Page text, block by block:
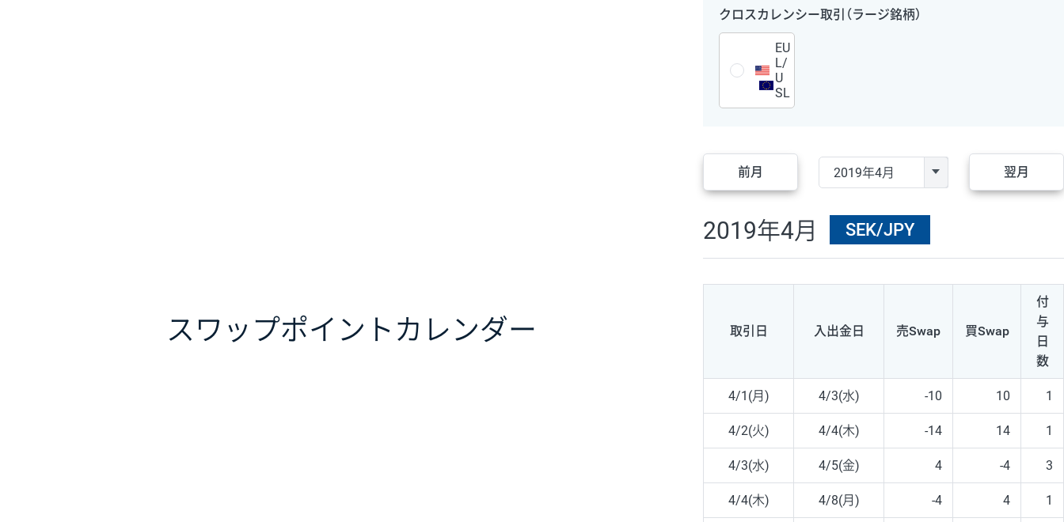
スワップポイント カレンダー
クロスカレンシー取引（ラージ銘柄）
EU
L/
U
SL
前月 翌月
2019年4月 SEK/JPY
取引日 入出金日 売Swap 買Swap
付
与
日
数
4/1(月) 4/3(水) -10 10 1
4/2(火) 4/4(木) -14 14 1
4/3(水) 4/5(金) 4 -4 3
4/4(木) 4/8(月) -4 4 1